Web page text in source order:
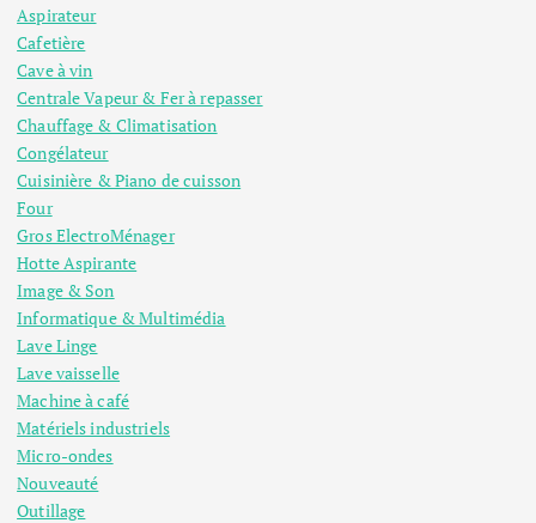
t
Aspirateur
Cafetière
Cave à vin
Centrale Vapeur & Fer à repasser
Chauffage & Climatisation
Congélateur
Cuisinière & Piano de cuisson
Four
Gros ElectroMénager
Hotte Aspirante
Image & Son
Informatique & Multimédia
Lave Linge
Lave vaisselle
Machine à café
Matériels industriels
Micro-ondes
Nouveauté
Outillage